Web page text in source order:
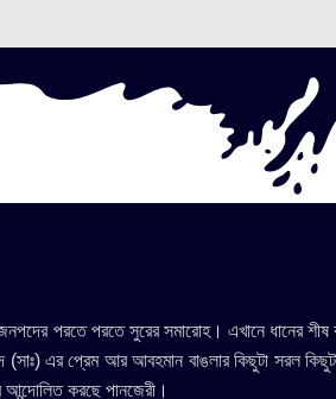
পরতে পরতে সুরের সমারোহ। এখানে ধানের শীষ
এর প্রেম আর আবহমান বাঙলার কিছুটা সরল
আন্দোলিত করছে পানজেরী।